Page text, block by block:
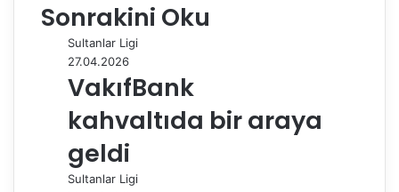
b
o
e
dr
e
r
i
t
s
A
p
p
g
r
a
m
s
t
a
i
l
p
y
l
ı
r
Sonrakini Oku
Sultanlar Ligi
27.04.2026
VakıfBank
kahvaltıda bir araya
geldi
Sultanlar Ligi